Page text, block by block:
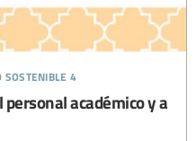
4
académico y a